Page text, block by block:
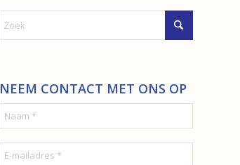
NEEM CONTACT MET ONS OP